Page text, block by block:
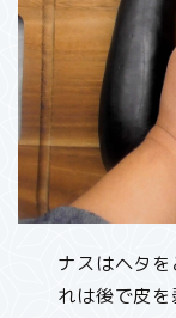
ナスはヘタ
れは後で皮を